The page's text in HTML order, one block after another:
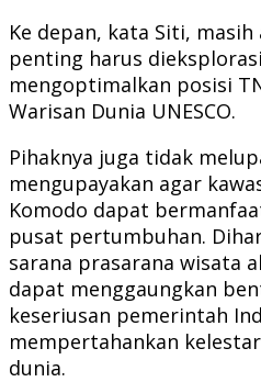
Ke depan, kata Siti,
penting harus
mengoptimalkan posisi
Warisan Dunia UNESCO.
Pihaknya juga tidak
mengupayakan agar
Komodo dapat
pusat pertumbuhan.
sarana prasarana wisata
dapat menggaungkan
keseriusan pemerintah
mempertahankan
dunia.